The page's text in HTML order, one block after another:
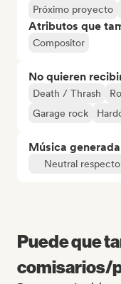
Próximo proyecto
Atributos que
Compositor
No quieren
Death / Thrash
Garage rock
Música
Neutral
Puede que
comisarios/